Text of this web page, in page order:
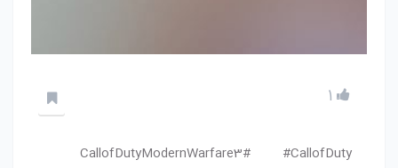
1
CallofDuty#
CallofDutyModernWarfare3#